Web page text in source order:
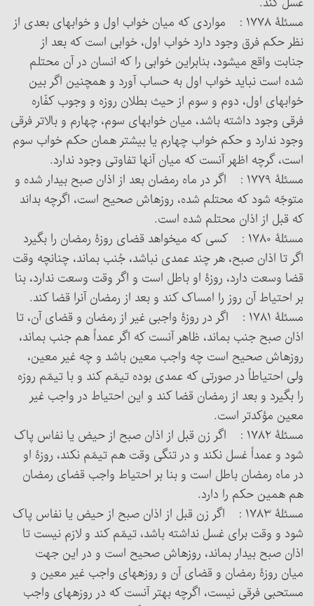
مسئلۀ ۱۷۷۸ : مواردی که میان خواب اول و خوابهای بعدی از
نظر حکم فرق وجود دارد خواب اول، خوابی است که بعد از
جنابت واقع می‏شود، بنابراین خوابی را که انسان در آن محتلم
شده است نباید خواب اول به حساب آورد و همچنین اگر بین
خوابهای اول، دوم و سوم از حیث بطلان روزه و وجوب کفّاره
فرقی وجود داشته باشد، میان خوابهای سوم، چهارم و بالاتر فرقی
وجود ندارد و حکم خواب چهارم یا بیشتر همان حکم خواب سوم
است، گرچه اظهر آنست که میان آنها تفاوتی وجود ندارد.
مسئلۀ ۱۷۷۹ : اگر در ماه رمضان بعد از اذان صبح بیدار شده و
متوجّه شود که محتلم شده، روزه‏اش صحیح است، اگرچه بداند
که قبل از اذان محتلم شده است.
مسئلۀ ۱۷۸۰ : کسی که می‏خواهد قضای روزۀ رمضان را بگیرد
اگر تا اذان صبح، هر چند عمدی نباشد، جُنب بماند، چنانچه وقت
قضا وسعت دارد، روزۀ او باطل است و اگر وقت وسعت ندارد، بنا
بر احتیاط آن روز را امساک کند و بعد از رمضان آن‎را قضا کند.
مسئلۀ ۱۷۸۱ : اگر در روزۀ واجبی غیر از رمضان و قضای آن، تا
اذان صبح جنب بماند، ظاهر آنست که اگر عمداً هم جنب بماند،
روزه‏اش صحیح است چه واجب معین باشد و چه غیر معین،
ولی احتیاطاً در صورتی که عمدی بوده تیمّم کند و با تیمّم روزه
را بگیرد و بعد از رمضان قضا کند و این احتیاط در واجب غیر
معین مؤکدتر است.
مسئلۀ ۱۷۸۲ : اگر زن قبل از اذان صبح از حیض یا نفاس پاک
شود و عمداً غسل نکند و در تنگی وقت هم تیمّم نکند، روزۀ او
در ماه رمضان باطل است و بنا بر احتیاط واجب قضای رمضان
هم همین حکم را دارد.
مسئلۀ ۱۷۸۳ : اگر زن قبل از اذان صبح از حیض یا نفاس پاک
شود و وقت برای غسل نداشته باشد، تیمّم کند و لازم نیست تا
اذان صبح بیدار بماند، روزه‏اش صحیح است و در این جهت
میان روزۀ رمضان و قضای آن و روزه‏های واجب غیر معین و
مستحبی فرقی نیست، اگرچه بهتر آنست که در روزه‏های واجب